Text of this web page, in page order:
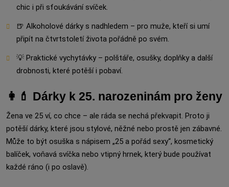
chic i při sfoukávání svíček.
🍺 Alkoholové dárky s nadhledem – pro muže, kteří si umí
připít na čtvrtstoletí života pořádně po svém.
💡 Praktické vychytávky – polštáře, osušky, doplňky a další
drobnosti, které potěší i pobaví.
👩💄 Dárky k 25. narozeninám pro ženy
Žena ve 25 ví, co chce – ale ráda se nechá překvapit. Proto ji
potěší dárky, které jsou stylové, něžné nebo prostě jen zábavné.
Může to být osuška s nápisem „25 a pořád sexy“, kosmetický
balíček, voňavá svíčka nebo vtipný hrnek, který bude používat
každé ráno (i po oslavě).